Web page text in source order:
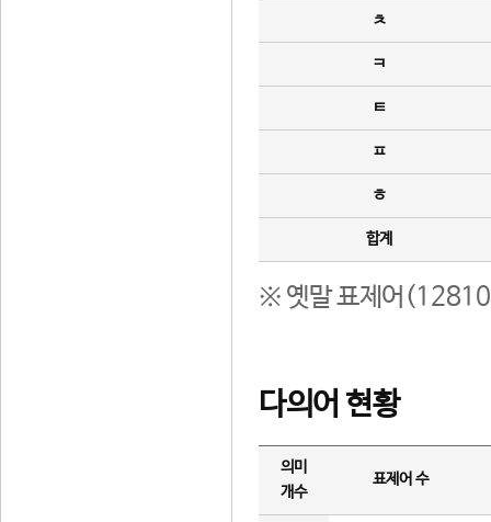
ㅊ
ㅋ
ㅌ
ㅍ
ㅎ
합계
※ 옛말 표제어(12810
다의어 현황
의미
개수
표제어 수